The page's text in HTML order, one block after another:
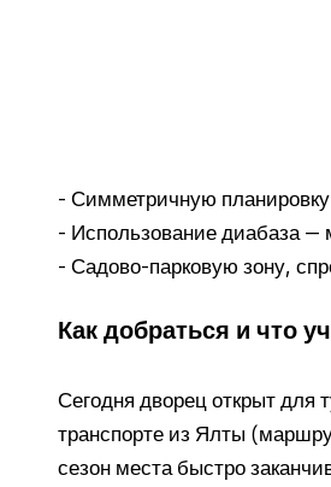
- Симметричную
- Использование диабаза —
- Садово-парковую зону,
Как добраться и что
Сегодня дворец открыт для
транспорте из Ялты
сезон места быстро